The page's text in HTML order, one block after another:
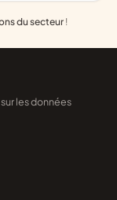
du secteur !